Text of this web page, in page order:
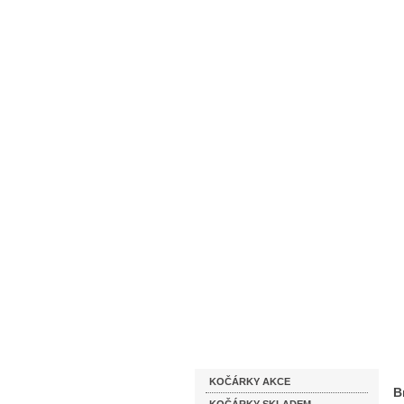
KOČÁRKY AKCE